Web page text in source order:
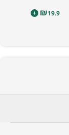
₪19.9
+